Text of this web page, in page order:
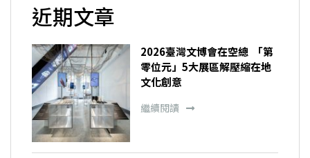
近期文章
2026臺灣文博會在空總 「第
零位元」5大展區解壓縮在地
文化創意
繼續閱讀